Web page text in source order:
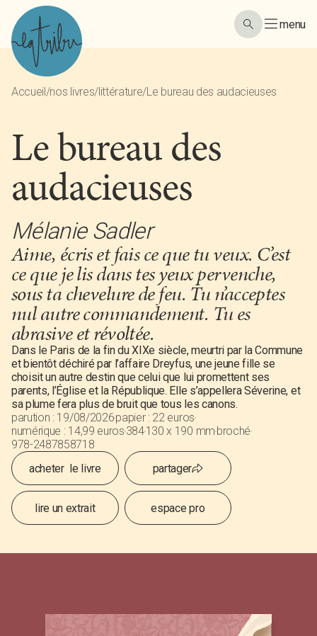
menu
Accueil/nos livres/littérature/Le bureau des audacieuses
Le bureau des
audacieuses
Mélanie Sadler
Aime, écris et fais ce que tu veux. C’est
ce que je lis dans tes yeux pervenche,
sous ta chevelure de feu. Tu n’acceptes
nul autre commandement. Tu es
abrasive et révoltée.
Dans le Paris de la fin du XIXe siècle, meurtri par la Commune
et bientôt déchiré par l’affaire Dreyfus, une jeune fille se
choisit un autre destin que celui que lui promettent ses
parents, l’Église et la République. Elle s’appellera Séverine, et
sa plume fera plus de bruit que tous les canons.
parution : 19/08/2026papier : 22 euros
numérique : 14,99 euros384130 x 190 mmbroché
978-2487858718
acheter le livre
partager
lire un extrait espace pro